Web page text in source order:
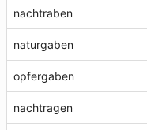
nachtraben
naturgaben
opfergaben
nachtragen